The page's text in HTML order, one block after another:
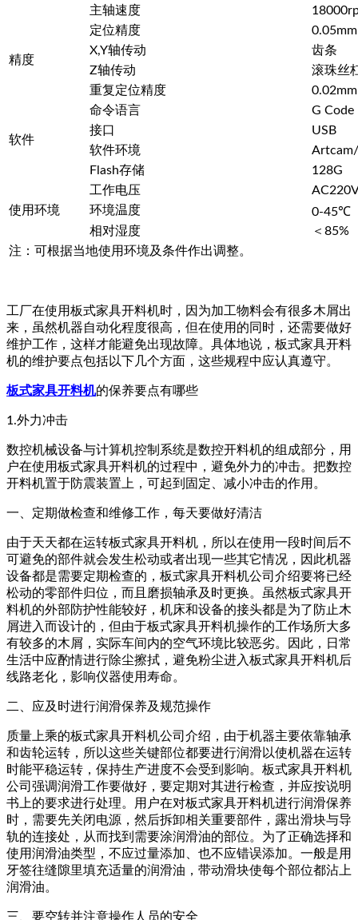
主轴速度
精度
定位精度
0.05mm
X,Y轴传动
齿条
Z轴传动
滚珠丝
重复定位精度
0.02mm
软件
命令语言
G Code
接口
USB
软件环境
Flash存储
128G
使用环境
工作电压
环境温度
0-45℃
相对湿度
＜85%
注：可根据当地使用环境及条件作出调整。
工厂在使用板式家具开料机时，因为加工物料会有很多木屑出
来，虽然机器自动化程度很高，但在使用的同时，还需要做好
维护工作，这样才能避免出现故障。具体地说，板式家具开料
机的维护要点包括以下几个方面，这些规程中应认真遵守。
板式家具开料机的保养要点有哪些
1.外力冲击
数控机械设备与计算机控制系统是数控开料机的组成部分，用
户在使用板式家具开料机的过程中，避免外力的冲击。把数控
开料机置于防震装置上，可起到固定、减小冲击的作用。
一、定期做检查和维修工作，每天要做好清洁
由于天天都在运转板式家具开料机，所以在使用一段时间后不
可避免的部件就会发生松动或者出现一些其它情况，因此机器
设备都是需要定期检查的，板式家具开料机公司介绍要将已经
松动的零部件归位，而且磨损轴承及时更换。虽然板式家具开
料机的外部防护性能较好，机床和设备的接头都是为了防止木
屑进入而设计的，但由于板式家具开料机操作的工作场所大多
有较多的木屑，实际车间内的空气环境比较恶劣。因此，日常
生活中应酌情进行除尘擦拭，避免粉尘进入板式家具开料机后
线路老化，影响仪器使用寿命。
二、应及时进行润滑保养及规范操作
质量上乘的板式家具开料机公司介绍，由于机器主要依靠轴承
和齿轮运转，所以这些关键部位都要进行润滑以使机器在运转
时能平稳运转，保持生产进度不会受到影响。板式家具开料机
公司强调润滑工作要做好，要定期对其进行检查，并应按说明
书上的要求进行处理。用户在对板式家具开料机进行润滑保养
时，需要先关闭电源，然后拆卸相关重要部件，露出滑块与导
轨的连接处，从而找到需要涂润滑油的部位。为了正确选择和
使用润滑油类型，不应过量添加、也不应错误添加。一般是用
牙签往缝隙里填充适量的润滑油，带动滑块使每个部位都沾上
润滑油。
三、要空转并注意操作人员的安全